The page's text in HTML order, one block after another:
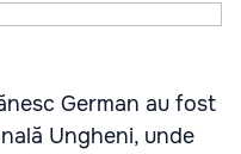
German au fost
Ungheni, unde